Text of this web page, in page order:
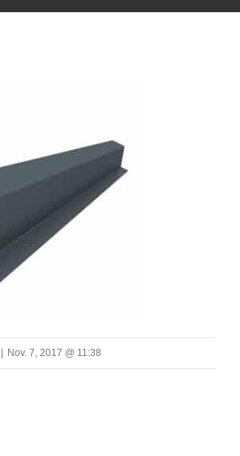
| Nov. 7, 2017 @ 11:38